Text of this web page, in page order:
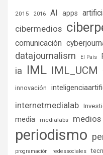
2015 2016 AI apps
cibermedios
comunicación
datajournalism El País
ia IML IML_UCM
innovación
internetmedialab
media medialabs medios
periodismo
programación
redessociales